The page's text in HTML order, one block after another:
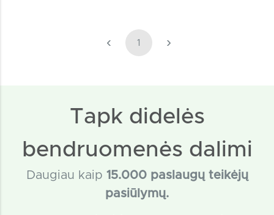
‹ 1 ›
Tapk didelės
bendruomenės dalimi
Daugiau kaip 15.000 paslaugų teikėjų
pasiūlymų.